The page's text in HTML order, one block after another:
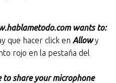
wants to:
que hacer click en Allowy
rojo en la pestaña del
to share your microphone